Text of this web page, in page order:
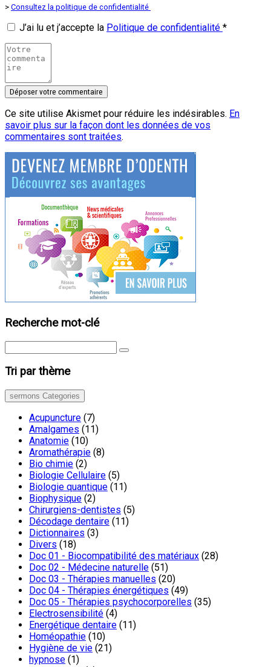
> Consultez la politique de confidentialité
J’ai lu et j’accepte la Politique de confidentialité *
Ce site utilise Akismet pour réduire les indésirables. En
savoir plus sur la façon dont les données de vos
commentaires sont traitées.
Recherche mot-clé
Tri par thème
sermons Categories
Acupuncture (7)
Amalgames (11)
Anatomie (10)
Aromathérapie (8)
Bio chimie (2)
Biologie Cellulaire (5)
Biologie quantique (11)
Biophysique (2)
Chirurgiens-dentistes (5)
Décodage dentaire (11)
Dictionnaires (3)
Divers (18)
Doc 01 - Biocompatibilité des matériaux (28)
Doc 02 - Médecine naturelle (51)
Doc 03 - Thérapies manuelles (20)
Doc 04 - Thérapies énergétiques (49)
Doc 05 - Thérapies psychocorporelles (35)
Electrosensibilité (4)
Energétique dentaire (11)
Homéopathie (10)
Hygiène de vie (21)
hypnose (1)